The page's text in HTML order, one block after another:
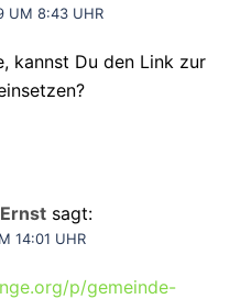
UM 8:43 UHR
kannst Du den Link zur
sagt:
14:01 UHR
p/gemeinde-